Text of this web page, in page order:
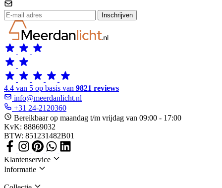
Inschrijven
4.4 van 5 op basis van 9821 reviews
info@meerdanlicht.nl
+31 24-2120360
Bereikbaar op maandag t/m vrijdag van 09:00 - 17:00
KvK: 88869032
BTW: 851231482B01
Klantenservice
Informatie